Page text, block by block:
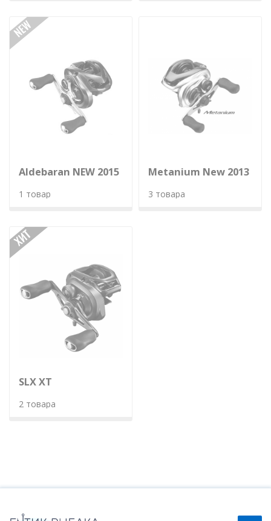
Aldebaran NEW 2015
1 товар
Metanium New 2013
3 товара
SLX XT
2 товара